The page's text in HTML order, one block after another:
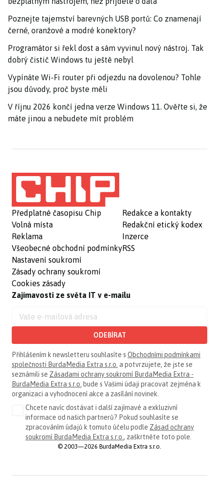
Poznejte tajemství barevných USB portů: Co znamenají
černé, oranžové a modré konektory?
Programátor si řekl dost a sám vyvinul nový nástroj. Tak
dobrý čistič Windows tu ještě nebyl
Vypínáte Wi-Fi router při odjezdu na dovolenou? Tohle
jsou důvody, proč byste měli
V říjnu 2026 končí jedna verze Windows 11. Ověřte si, že
máte jinou a nebudete mít problém
Předplatné časopisu Chip
Volná místa
Reklama
Všeobecné obchodní podmínky
Nastavení soukromí
Zásady ochrany soukromí
Cookies zásady
Redakce a kontakty
Redakční etický kodex
Inzerce
RSS
Zajímavosti ze světa IT v e-mailu
ODEBÍRAT
Přihlášením k newsletteru souhlasíte s Obchodními podmínkami
společnosti BurdaMedia Extra s.r.o. a potvrzujete, že jste se
seznámili se Zásadami ochrany soukromí BurdaMedia Extra -
BurdaMedia Extra s.r.o. bude s Vašimi údaji pracovat zejména k
organizaci a vyhodnocení akce a zasílání novinek.
Chcete navíc dostávat i další zajímavé a exkluzivní
informace od našich partnerů? Pokud souhlasíte se
zpracováním údajů k tomuto účelu podle Zásad ochrany
soukromí BurdaMedia Extra s.r.o., zaškrtněte toto pole.
© 2003—2026 BurdaMedia Extra s.r.o.